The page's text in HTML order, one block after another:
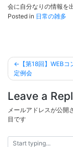
会に自分なりの情報を
Posted in 日常の雑多
投
稿
ナ
ビ
ゲ
ー
シ
【第18回】WEB
定例会
Leave a
メールアドレスが公開
目です